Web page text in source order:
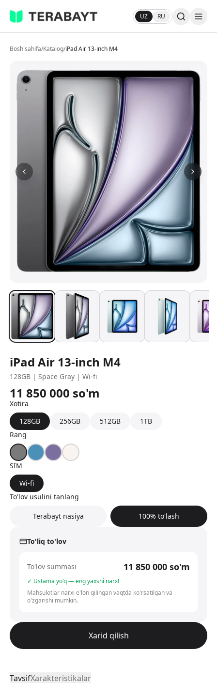
UZ RU
Bosh sahifa/Katalog/iPad Air 13-inch M4
iPad Air 13-inch M4
128GB | Space Gray | Wi-fi
11 850 000 so'm
Xotira
128GB
256GB 512GB
1TB
Rang
SIM
Wi-fi
To'lov usulini tanlang
Terabayt nasiya 100% to'lash
To'liq to'lov
To'lov summasi 11 850 000 so'm
✓ Ustama yo'q — eng yaxshi narx!
Mahsulotlar narxi e'lon qilingan vaqtda ko'rsatilgan va
o'zgarishi mumkin.
Xarid qilish
TavsifXarakteristikalar